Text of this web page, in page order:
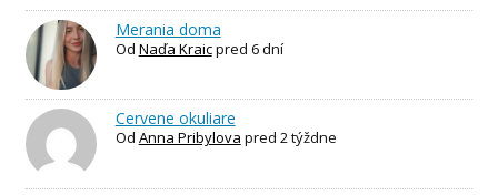
Merania doma
Od Naďa Kraicpred 6 dní
Cervene okuliare
Od Anna Pribylova pred 2 týždne